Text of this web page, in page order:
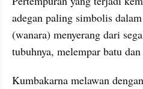
adegan paling simbolis
(wanara) menyerang dari
tubuhnya, melempar batu
Kumbakarna melawan